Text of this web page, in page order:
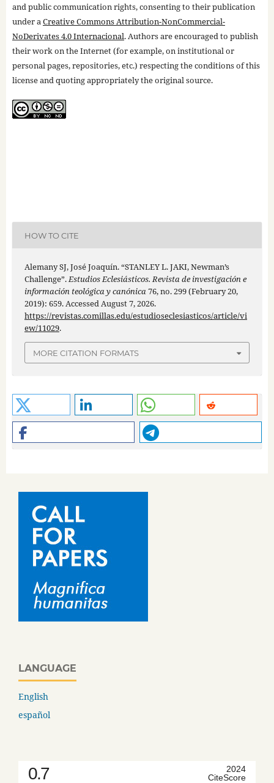
and public communication rights, consenting to their publication
under aCreative Commons Attribution-NonCommercial-
NoDerivates 4.0 Internacional. Authors are encouraged to publish
their work on the Internet (for example, on institutional or
personal pages, repositories, etc.) respecting the conditions of this
license and quoting appropriately the original source.
HOW TO CITE
Alemany SJ, José Joaquín. “STANLEY L. JAKI, Newman’s
Challenge”.Estudios Eclesiásticos. Revista de investigación e
información teológica y canónica76, no. 299 (February 20,
2019): 659. Accessed August 7, 2026.
https://revistas.comillas.edu/estudioseclesiasticos/article/vi
ew/11029.
MORE CITATION FORMATS
LANGUAGE
English
español
0.7
2024
CiteScore